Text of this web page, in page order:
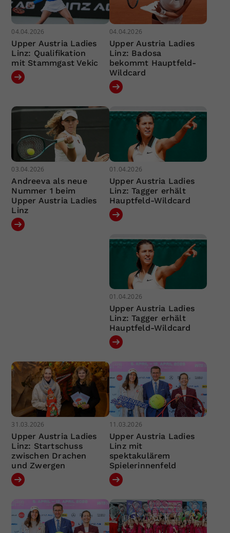
04.04.2026
Upper Austria Ladies
Linz: Qualifikation
mit Stammgast Vekic
04.04.2026
Upper Austria Ladies
Linz: Badosa
bekommt Hauptfeld-
Wildcard
03.04.2026
Andreeva als neue
Nummer 1 beim
Upper Austria Ladies
Linz
01.04.2026
Upper Austria Ladies
Linz: Tagger erhält
Hauptfeld-Wildcard
01.04.2026
Upper Austria Ladies
Linz: Tagger erhält
Hauptfeld-Wildcard
31.03.2026
Upper Austria Ladies
Linz: Startschuss
zwischen Drachen
und Zwergen
11.03.2026
Upper Austria Ladies
Linz mit
spektakulärem
Spielerinnenfeld